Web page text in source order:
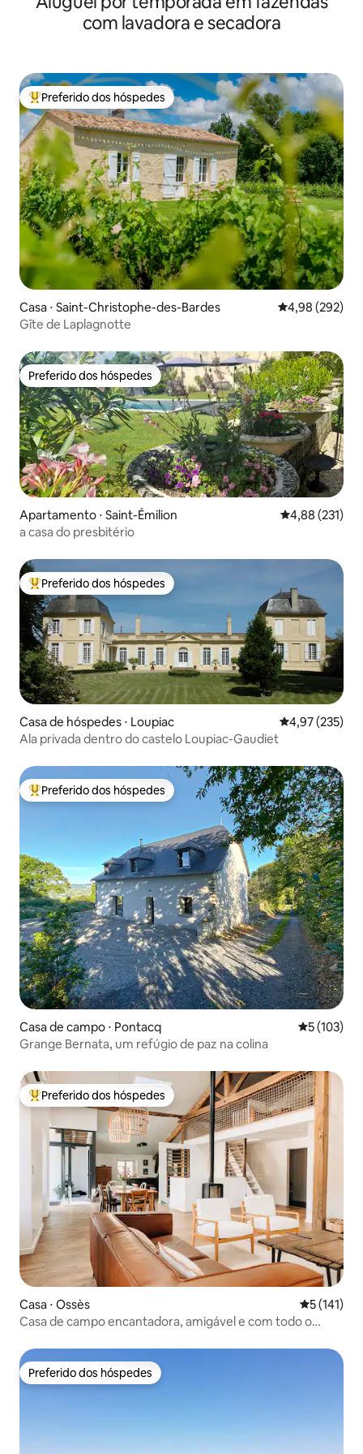
com lavadora e secadora
Entre os melhores preferidos dos hóspedes
Preferido dos hóspedes
Casa ⋅ Saint-Christophe-des-Bardes 4,98 de uma
4,98 (292)
Gîte de Laplagnotte
Preferido dos hóspedes
Preferido dos hóspedes
Apartamento ⋅ Saint-Émilion 4,88 de uma
4,88 (231)
a casa do presbitério
Entre os melhores preferidos dos hóspedes
Preferido dos hóspedes
Casa de hóspedes ⋅ Loupiac 4,97 de uma
4,97 (235)
Ala privada dentro do castelo Loupiac-Gaudiet
Entre os melhores preferidos dos hóspedes
Preferido dos hóspedes
Casa de campo ⋅ Pontacq 5 de uma
5 (103)
Grange Bernata, um refúgio de paz na colina
Entre os melhores preferidos dos hóspedes
Preferido dos hóspedes
Casa ⋅ Ossès 5 de uma
5 (141)
Casa de campo encantadora, amigável e com todo o
Preferido dos hóspedes
Preferido dos hóspedes